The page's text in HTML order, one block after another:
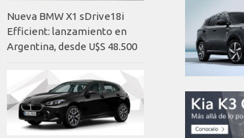
Nueva BMW X1 sDrive18i
Efficient: lanzamiento en
Argentina, desde U$S 48.500